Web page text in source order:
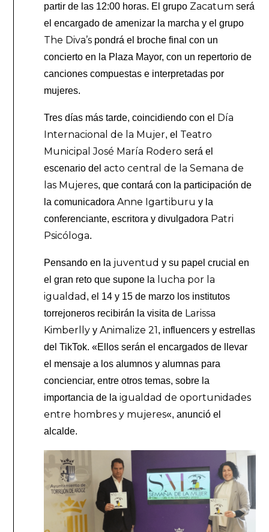
partir de las 12:00 horas. El grupo Zacatum será
el encargado de amenizar la marcha y el grupo
The Diva’s pondrá el broche final con un
concierto en la Plaza Mayor, con un repertorio de
canciones compuestas e interpretadas por
mujeres.
Tres días más tarde, coincidiendo con el
Día
Internacional de la Mujer, el Teatro
Municipal José María Rodero será el
escenario delacto central de la Semana de
las Mujeres, que contará con la participación de
la comunicadora Anne Igartiburu y la
conferenciante, escritora y divulgadora Patri
Psicóloga.
Pensando en la juventud y su papel crucial en
el gran reto que supone la
lucha por la
igualdad , el 14 y 15 de marzo los institutos
torrejoneros recibirán la visita de Larissa
Kimberlly y Animalize 21 , influencers y estrellas
del TikTok. «Ellos serán el encargados de llevar
el mensaje a los alumnos y alumnas para
concienciar, entre otros temas, sobre la
importancia de la igualdad de oportunidades
entre hombres y mujeres«, anunció el
alcalde.